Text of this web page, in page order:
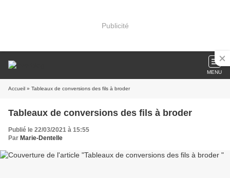
Publicité
MENU
Accueil » Tableaux de conversions des fils à broder
Tableaux de conversions des fils à broder
Publié le 22/03/2021 à 15:55
Par Marie-Dentelle